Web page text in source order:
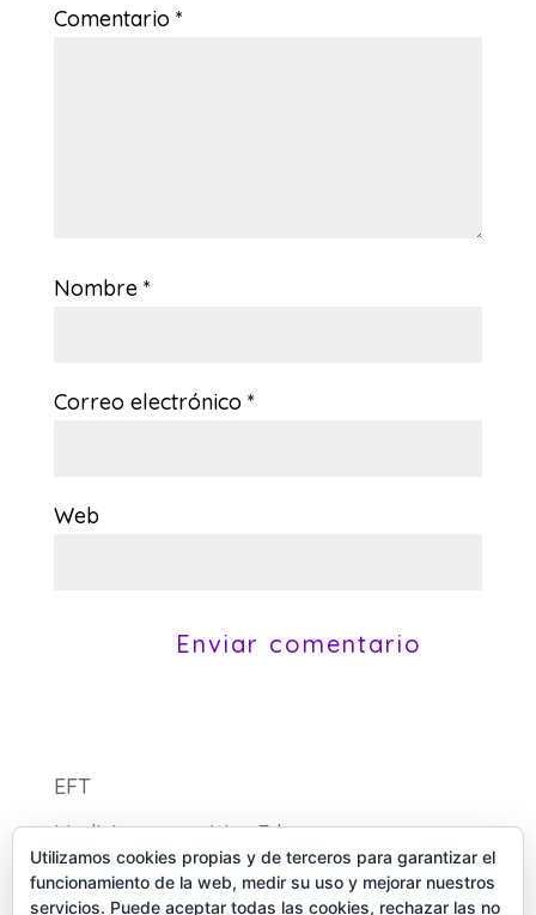
Comentario *
Nombre *
Correo electrónico *
Web
EFT
Medicina energética Eden
Utilizamos cookies propias y de terceros para garantizar el
funcionamiento de la web, medir su uso y mejorar nuestros
servicios. Puede aceptar todas las cookies, rechazar las no